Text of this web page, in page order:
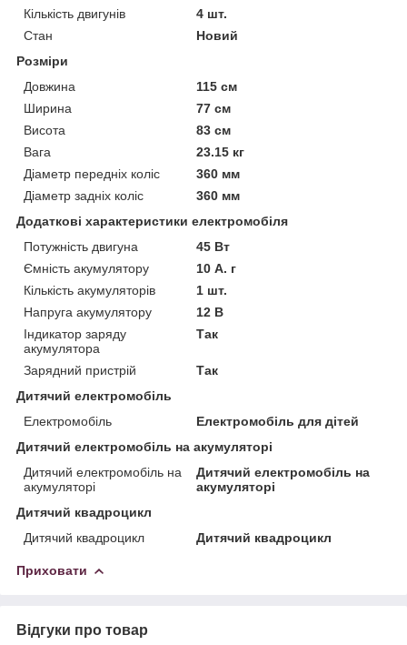
Кількість двигунів
4 шт.
Стан
Новий
Розміри
Довжина
115 см
Ширина
77 см
Висота
83 см
Вага
23.15 кг
Діаметр передніх коліс
360 мм
Діаметр задніх коліс
360 мм
Додаткові характеристики електромобіля
Потужність двигуна
45 Вт
Ємність акумулятору
10 А. г
Кількість акумуляторів
1 шт.
Напруга акумулятору
12 В
Індикатор заряду
акумулятора
Так
Зарядний пристрій
Так
Дитячий електромобіль
Електромобіль
Електромобіль для дітей
Дитячий електромобіль на акумуляторі
Дитячий електромобіль на
акумуляторі
Дитячий електромобіль на
акумуляторі
Дитячий квадроцикл
Дитячий квадроцикл
Дитячий квадроцикл
Приховати
Відгуки про товар